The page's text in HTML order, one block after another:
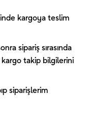
kargoya teslim
sipariş sırasında
takip bilgilerini
siparişlerim